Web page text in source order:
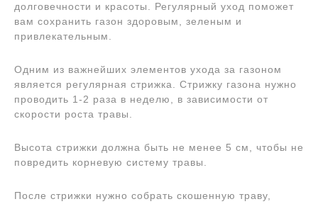
долговечности и красоты. Регулярный уход поможет
вам сохранить газон здоровым, зеленым и
привлекательным.
Одним из важнейших элементов ухода за газоном
является регулярная стрижка. Стрижку газона нужно
проводить 1-2 раза в неделю, в зависимости от
скорости роста травы.
Высота стрижки должна быть не менее 5 см, чтобы не
повредить корневую систему травы.
После стрижки нужно собрать скошенную траву,